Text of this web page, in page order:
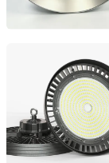
Anboo
Guangdong,